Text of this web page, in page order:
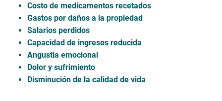
Costo de medicamentos recetados
Gastos por daños a la propiedad
Salarios perdidos
Capacidad de ingresos reducida
Angustia emocional
Dolor y sufrimiento
Disminución de la calidad de vida